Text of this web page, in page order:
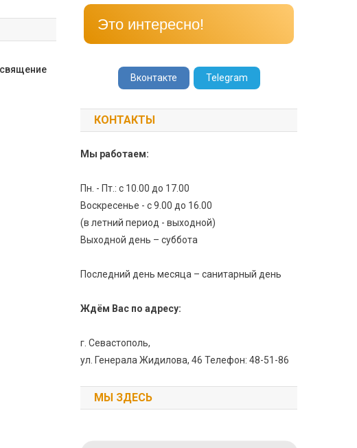
Это интересно!
Вконтакте Telegram
КОНТАКТЫ
Мы работаем:
Пн. - Пт.: с 10.00 до 17.00
Воскресенье - с 9.00 до 16.00
(в летний период - выходной)
Выходной день – суббота
Последний день месяца – санитарный день
Ждём Вас по адресу:
г. Севастополь,
ул. Генерала Жидилова, 46 Телефон: 48-51-86
МЫ ЗДЕСЬ